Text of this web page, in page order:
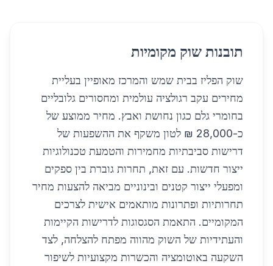
תובנות שוק מקומיות
שוק הפליז בבית שמש והמרכז מאופיין בעליית
מחירים עקב רגולציה עולמית ומחסורים גלובליים
בחומרי גלם כגון נחושת ואבץ. מחיר ממוצע של
כ-28,000 ₪ לטון משקף את ההשפעות של
דרישות סביבתיות מחמירות והטמעת טכנולוגיות
ייצור חדשות. עם זאת, תחרות גוברת בין ספקים
ומפעלי ייצור קטנים ובינוניים מביאה להצעות מחיר
תחרותיות ופתרונות מותאמים אישית לצרכים
המקומיים. התאמת הסגסוגות לדרישות הקיימות
והעתידיות של השוק מהווה מפתח להצלחה, לצד
השקעה באוטומציה והכשרות מקצועיות לשיפור